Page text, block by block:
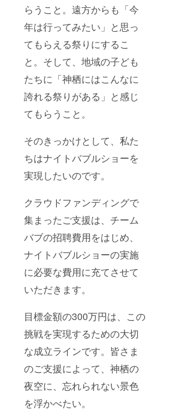
らうこと。遠方からも「今
年は行ってみたい」と思っ
てもらえる祭りにするこ
と。そして、地域の子ども
たちに「神栖にはこんなに
誇れる祭りがある」と感じ
てもらうこと。
そのきっかけとして、私た
ちはナイトバブルショーを
実現したいのです。
クラウドファンディングで
集まったご支援は、チーム
バブの招聘費用をはじめ、
ナイトバブルショーの実施
に必要な費用に充てさせて
いただきます。
目標金額の300万円は、この
挑戦を実現するための大切
な成立ラインです。皆さま
のご支援によって、神栖の
夜空に、忘れられない景色
を浮かべたい。